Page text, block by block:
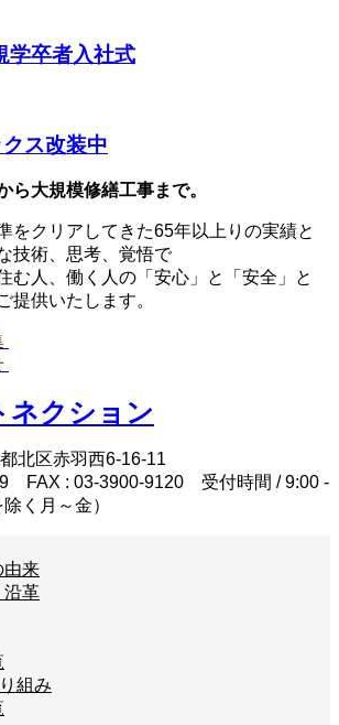
学卒者入社式
ス改装中
ら大規模修繕工事まで。
をクリアしてきた65年以上りの実績と
技術、思考、覚悟で
む人、働く人の「安心」と「安全」と
提供いたします。
北区赤羽西6-16-11
FAX : 03-3900-9120 受付時間 / 9:00 -
く月～金）
由来
沿革
組み